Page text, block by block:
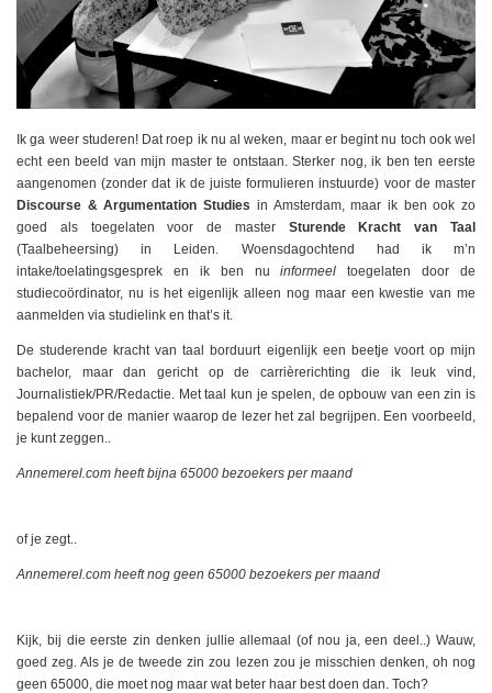
Ik ga weer studeren! Dat roep ik nu al weken, maar er begint nu toch ook wel
echt een beeld van mijn master te ontstaan. Sterker nog, ik ben ten eerste
aangenomen (zonder dat ik de juiste formulieren instuurde) voor de master
Discourse & Argumentation Studies in Amsterdam, maar ik ben ook zo
goed als toegelaten voor de master Sturende Kracht van Taal
(Taalbeheersing) in Leiden. Woensdagochtend had ik m’n
intake/toelatingsgesprek en ik ben nuinformeeltoegelaten door de
studiecoördinator, nu is het eigenlijk alleen nog maar een kwestie van me
aanmelden via studielink en that’s it.
De studerende kracht van taal borduurt eigenlijk een beetje voort op mijn
bachelor, maar dan gericht op de carrièrerichting die ik leuk vind,
Journalistiek/PR/Redactie. Met taal kun je spelen, de opbouw van een zin is
bepalend voor de manier waarop de lezer het zal begrijpen. Een voorbeeld,
je kunt zeggen..
Annemerel.com heeft bijna 65000 bezoekers per maand
of je zegt..
Annemerel.com heeft nog geen 65000 bezoekers per maand
Kijk, bij die eerste zin denken jullie allemaal (of nou ja, een deel..) Wauw,
goed zeg. Als je de tweede zin zou lezen zou je misschien denken, oh nog
geen 65000, die moet nog maar wat beter haar best doen dan. Toch?